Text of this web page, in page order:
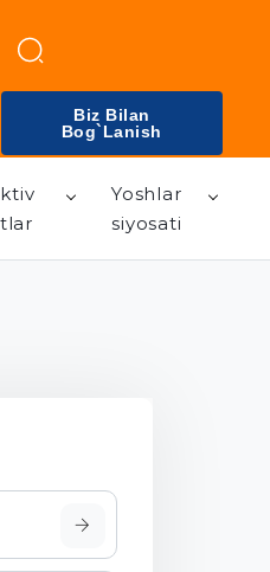
Biz Bilan
Bog`lanish
Yoshlar
siyosati